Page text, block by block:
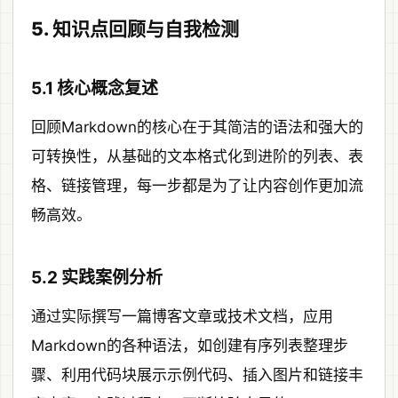
5. 知识点回顾与自我检测
5.1 核心概念复述
回顾Markdown的核心在于其简洁的语法和强大的
可转换性，从基础的文本格式化到进阶的列表、表
格、链接管理，每一步都是为了让内容创作更加流
畅高效。
5.2 实践案例分析
通过实际撰写一篇博客文章或技术文档，应用
Markdown的各种语法，如创建有序列表整理步
骤、利用代码块展示示例代码、插入图片和链接丰